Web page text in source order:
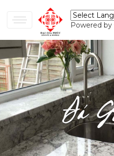
Powered by
Đá